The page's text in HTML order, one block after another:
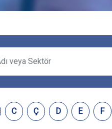
C Ç D E F